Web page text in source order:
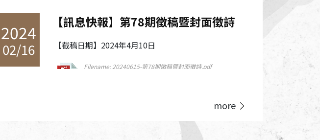
2024
02/16
【訊息快報】第78期徵稿暨封面徵詩
【截稿日期】2024年4月10日
Filename: 20240615-第78期徵稿暨封面徵詩.pdf
more